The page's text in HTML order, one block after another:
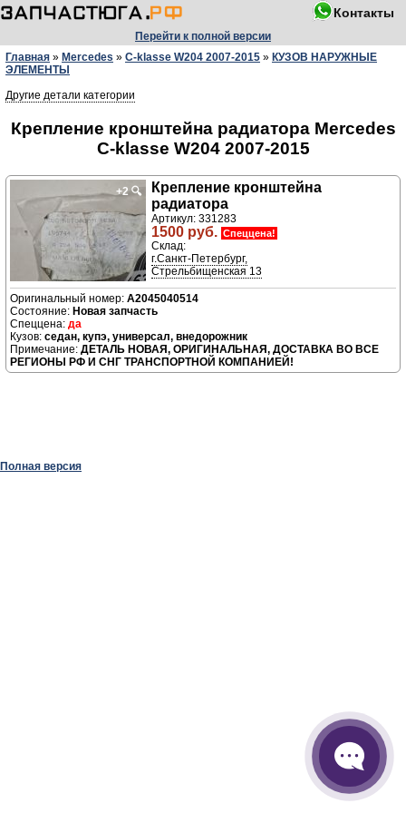
Контакты
Перейти к полной версии
Главная » Mercedes » C-klasse W204 2007-2015 » КУЗОВ НАРУЖНЫЕ
ЭЛЕМЕНТЫ
Другие детали категории
Крепление кронштейна радиатора Mercedes
C-klasse W204 2007-2015
+2🔍
Крепление кронштейна
радиатора
Артикул: 331283
1500 руб. Спеццена!
Склад:
г.Санкт-Петербург,
Стрельбищенская 13
A2045040514
Новая запчасть
да
седан, купэ, универсал, внедорожник
ДЕТАЛЬ НОВАЯ, ОРИГИНАЛЬНАЯ, ДОСТАВКА ВО ВСЕ
РЕГИОНЫ РФ И СНГ ТРАНСПОРТНОЙ КОМПАНИЕЙ!
Полная версия